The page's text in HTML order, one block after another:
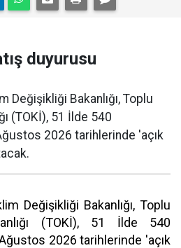
duyurusu
Değişikliği Bakanlığı, Toplu
(TOKİ), 51 İlde 540
2026 tarihlerinde 'açık
Değişikliği Bakanlığı, Toplu
(TOKİ), 51 İlde 540
2026 tarihlerinde 'açık